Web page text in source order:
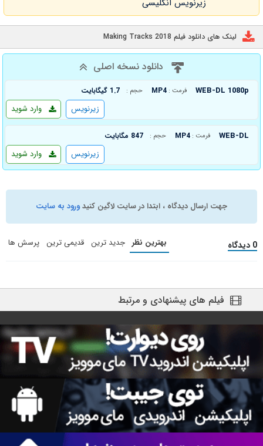
زیرنویس انگلیسی
لینک های دانلود فیلم Making Tracks 2018
دانلود نسخه اصلی
WEB-DL 1080p فرمت : MP4 حجم : 1.7 گیگابایت
وارد شوید زیرنویس
WEB-DL فرمت : MP4 حجم : 847 مگابایت
وارد شوید زیرنویس
جهت ارسال دیدگاه ، ابتدا در سایت لاگین کنیدورود به سایت
0 دیدگاه بهترین نظر جدید ترین قدیمی ترین پرسش ها
فیلم های پیشنهادی و مرتبط